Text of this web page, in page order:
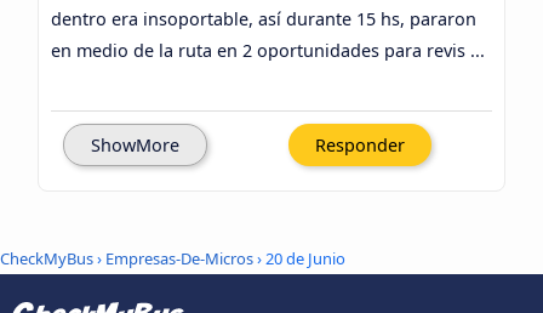
dentro era insoportable, así durante 15 hs, pararon
en medio de la ruta en 2 oportunidades para revis ...
ShowMore Responder
CheckMyBus› Empresas-De-Micros› 20 de Junio